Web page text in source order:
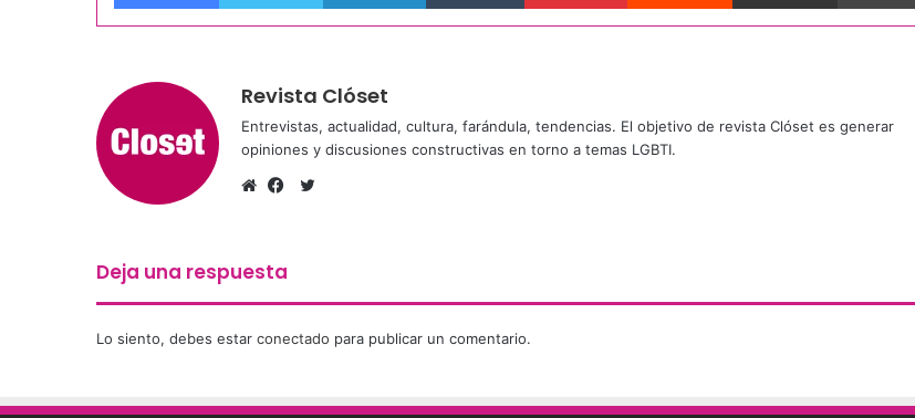
Revista Clóset
Entrevistas, actualidad, cultura, farándula, tendencias. El objetivo de revista Clóset es generar
opiniones y discusiones constructivas en torno a temas LGBTI.
Deja una respuesta
Lo siento, debes estar conectado para publicar un comentario.